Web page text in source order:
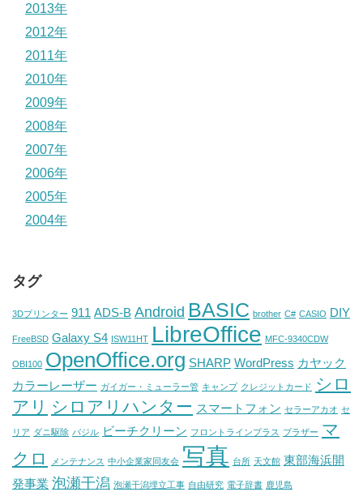
2013年
2012年
2011年
2010年
2009年
2008年
2007年
2006年
2005年
2004年
タグ
3Dプリンター 911 ADS-B Android BASIC brother C# CASIO DIY
FreeBSD Galaxy S4 ISW11HT LibreOffice MFC-9340CDW
OBI100 OpenOffice.org SHARP WordPress カヤック
カラーレーザー ガイガー・ミューラー管 キャンプ クレジットカード シロ
アリ シロアリハンター スマートフォン セラーアカオ セ
リア ダニ駆除 バジル ビーチクリーン フロントラインプラス ブラザー マ
クロ
メンテナンス 中小企業家同友会 写真 台所 天文館 東部海浜開
発事業 泡瀬干潟 泡瀬干潟埋立工事 自由研究 電子辞書 鹿児島